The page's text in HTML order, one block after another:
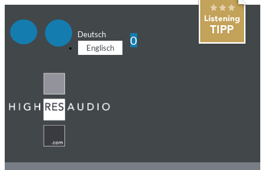
Deutsch
Englisch
0